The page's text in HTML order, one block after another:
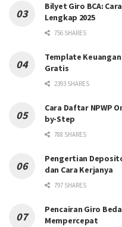
Bilyet Giro BCA:
Lengkap 2025
756 SHARES
Template
Gratis
2393 SHARES
Cara Daftar NPWP
by-Step
788 SHARES
Pengertian
dan Cara Kerjanya
797 SHARES
Pencairan Giro
Mempercepat